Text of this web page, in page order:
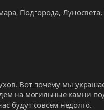
Подгорода,
Вот почему мы
на могильные камни
будут совсем недолго.